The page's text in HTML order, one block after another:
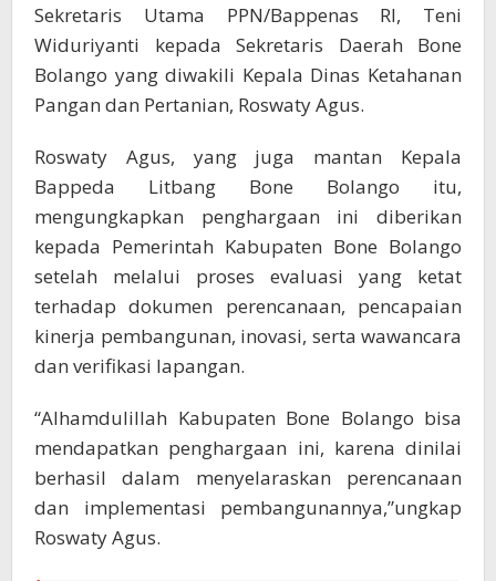
Sekretaris Utama PPN/Bappenas RI, Teni
Widuriyanti kepada Sekretaris Daerah Bone
Bolango yang diwakili Kepala Dinas Ketahanan
Pangan dan Pertanian, Roswaty Agus.
Roswaty Agus, yang juga mantan Kepala
Bappeda Litbang Bone Bolango itu,
mengungkapkan penghargaan ini diberikan
kepada Pemerintah Kabupaten Bone Bolango
setelah melalui proses evaluasi yang ketat
terhadap dokumen perencanaan, pencapaian
kinerja pembangunan, inovasi, serta wawancara
dan verifikasi lapangan.
“Alhamdulillah Kabupaten Bone Bolango bisa
mendapatkan penghargaan ini, karena dinilai
berhasil dalam menyelaraskan perencanaan
dan implementasi pembangunannya,”ungkap
Roswaty Agus.